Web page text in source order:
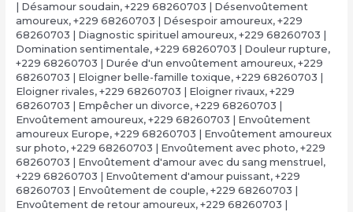
| Désamour soudain, +229 68260703 | Désenvoûtement
amoureux, +229 68260703 | Désespoir amoureux, +229
68260703 | Diagnostic spirituel amoureux, +229 68260703 |
Domination sentimentale, +229 68260703 | Douleur rupture,
+229 68260703 | Durée d'un envoûtement amoureux, +229
68260703 | Eloigner belle-famille toxique, +229 68260703 |
Eloigner rivales, +229 68260703 | Eloigner rivaux, +229
68260703 | Empêcher un divorce, +229 68260703 |
Envoûtement amoureux, +229 68260703 | Envoûtement
amoureux Europe, +229 68260703 | Envoûtement amoureux
sur photo, +229 68260703 | Envoûtement avec photo, +229
68260703 | Envoûtement d'amour avec du sang menstruel ,
+229 68260703 | Envoûtement d'amour puissant, +229
68260703 | Envoûtement de couple, +229 68260703 |
Envoûtement de retour amoureux, +229 68260703 |